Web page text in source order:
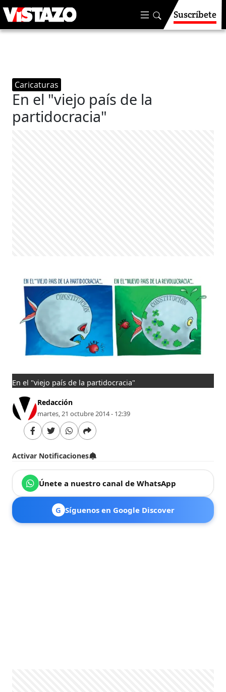
Suscríbete
Caricaturas
En el "viejo país de la
partidocracia"
En el "viejo país de la partidocracia"
Redacción
martes, 21 octubre 2014 - 12:39
Activar Notificaciones
Únete a nuestro canal de WhatsApp
G Síguenos en Google Discover